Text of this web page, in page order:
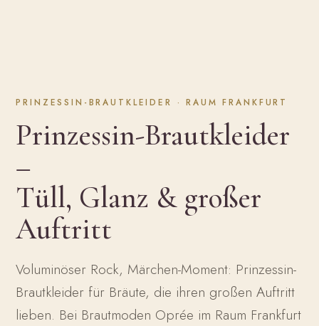
PRINZESSIN-BRAUTKLEIDER · RAUM FRANKFURT
Prinzessin-Brautkleider
–
Tüll, Glanz & großer
Auftritt
Voluminöser Rock, Märchen-Moment: Prinzessin-
Brautkleider für Bräute, die ihren großen Auftritt
lieben. Bei Brautmoden Oprée im Raum Frankfurt